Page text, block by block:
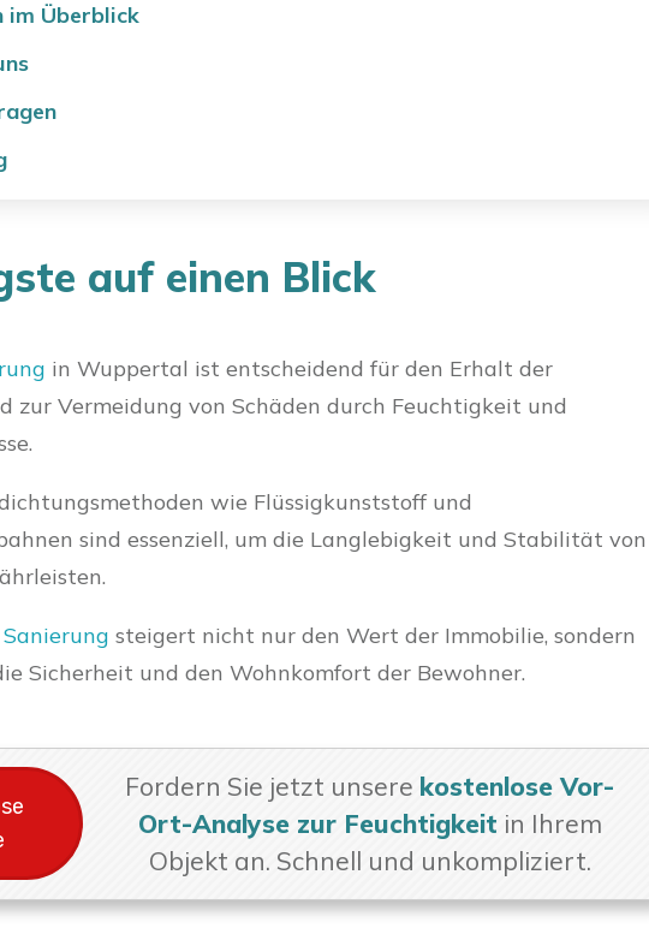
im Überblick
auf einen Blick
in Wuppertal ist entscheidend für den Erhalt der
zur Vermeidung von Schäden durch Feuchtigkeit und
wie Flüssigkunststoff und
sind essenziell, um die Langlebigkeit und Stabilität von
Sanierung steigert nicht nur den Wert der Immobilie, sondern
Sicherheit und den Wohnkomfort der Bewohner.
Fordern Sie jetzt unsere kostenlose Vor-
Ort-Analyse zur Feuchtigkeit in Ihrem
Objekt an. Schnell und unkompliziert.